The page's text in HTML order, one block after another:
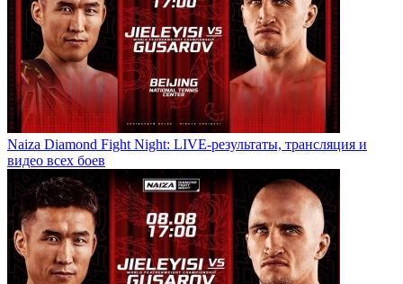
Naiza Diamond Fight Night: LIVE-результаты, трансляция и
видео всех боев